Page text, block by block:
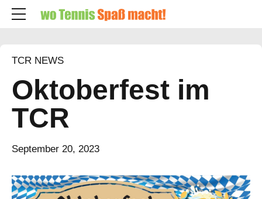
TCR NEWS
Oktoberfest im
TCR
September 20, 2023